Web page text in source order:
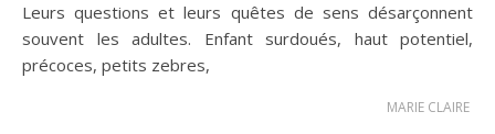
Leurs questions et leurs quêtes de sens désarçonnent
souvent les adultes. Enfant surdoués, haut potentiel,
précoces, petits zebres,
MARIE CLAIRE